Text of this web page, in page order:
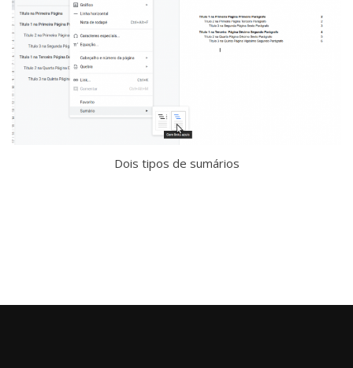
Dois tipos de sumários